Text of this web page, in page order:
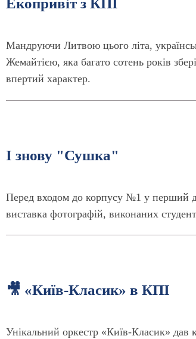
Екопривіт з КПІ
Мандруючи Литвою цього літа,
Жемайтією, яка багато сотень років
впертий характер.
І знову "Сушка"
Перед входом до корпусу №1 у перший
виставка фотографій, виконаних
🎥 «Київ-Класик» в КПІ
Унікальний оркестр «Київ-Класик»